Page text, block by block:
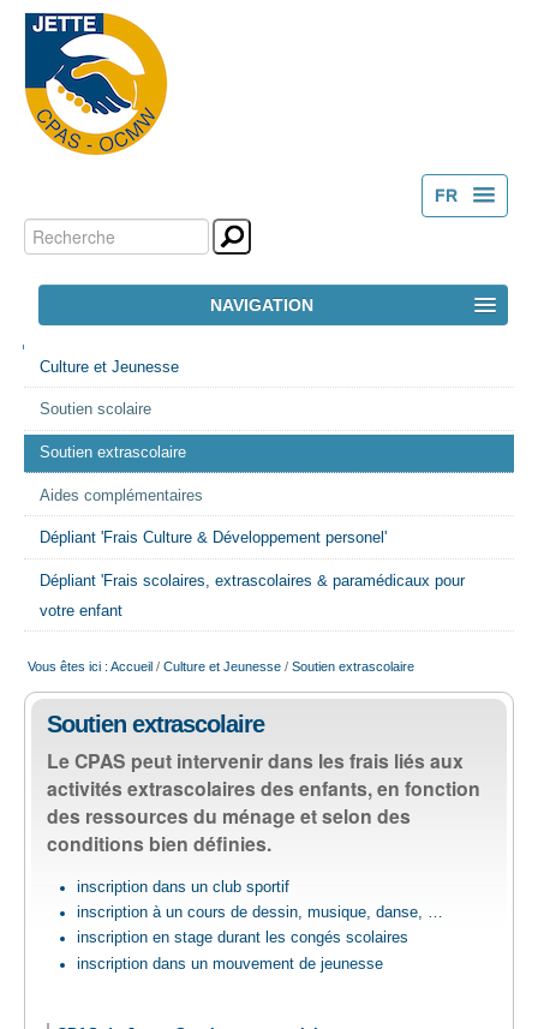
FR
Outils
personnels
Chercher par
Recherche
NAVIGATION
LE CPAS
ACTION SOCIALE
EMPLOI
AIDE ALIMENTAIRE
SENIORS
CULTURE ET JEUNESSE
NAVIGATION
Culture et Jeunesse
Soutien scolaire
Soutien extrascolaire
Aides complémentaires
Dépliant 'Frais Culture & Développement personel'
Dépliant 'Frais scolaires, extrascolaires & paramédicaux pour
votre enfant
Vous êtes ici : Accueil / Culture et Jeunesse / Soutien extrascolaire
Soutien extrascolaire
Le CPAS peut intervenir dans les frais liés aux
activités extrascolaires des enfants, en fonction
des ressources du ménage et selon des
conditions bien définies.
inscription dans un club sportif
inscription à un cours de dessin, musique, danse, …
inscription en stage durant les congés scolaires
inscription dans un mouvement de jeunesse